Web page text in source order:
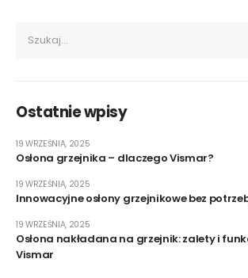
Ostatnie wpisy
Osłona grzejnika – dlaczego Vismar?
19 WRZEŚNIA, 2025
Innowacyjne osłony grzejnikowe bez
19 WRZEŚNIA, 2025
Osłona nakładana na grzejnik: zalety i
Vismar
19 WRZEŚNIA, 2025